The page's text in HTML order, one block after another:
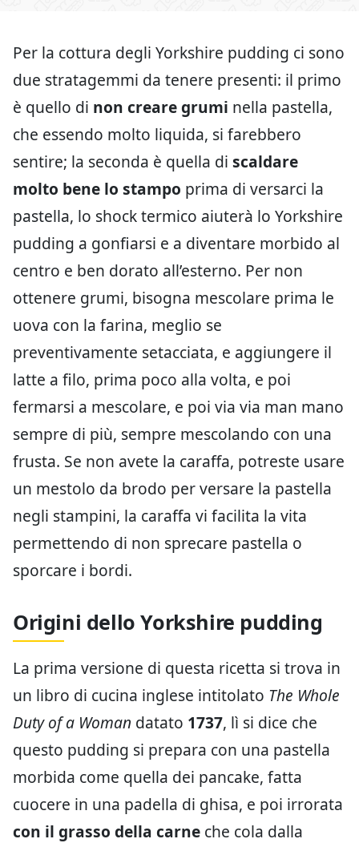
Per la cottura degli Yorkshire pudding ci sono
due stratagemmi da tenere presenti: il primo
è quello di non creare grumi nella pastella,
che essendo molto liquida, si farebbero
sentire; la seconda è quella di scaldare
molto bene lo stampo prima di versarci la
pastella, lo shock termico aiuterà lo Yorkshire
pudding a gonfiarsi e a diventare morbido al
centro e ben dorato all’esterno. Per non
ottenere grumi, bisogna mescolare prima le
uova con la farina, meglio se
preventivamente setacciata, e aggiungere il
latte a filo, prima poco alla volta, e poi
fermarsi a mescolare, e poi via via man mano
sempre di più, sempre mescolando con una
frusta. Se non avete la caraffa, potreste usare
un mestolo da brodo per versare la pastella
negli stampini, la caraffa vi facilita la vita
permettendo di non sprecare pastella o
sporcare i bordi.
Origini dello Yorkshire pudding
La prima versione di questa ricetta si trova in
un libro di cucina inglese intitolato The Whole
Duty of a Woman datato 1737, lì si dice che
questo pudding si prepara con una pastella
morbida come quella dei pancake, fatta
cuocere in una padella di ghisa, e poi irrorata
con il grasso della carne che cola dalla